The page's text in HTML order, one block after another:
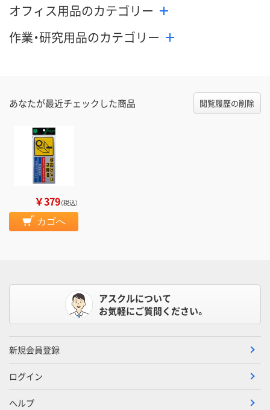
オフィス用品のカテゴリー
作業・研究用品のカテゴリー
あなたが最近チェックした商品 閲覧履歴の削除
￥379（税込）
カゴへ
アスクルについて
お気軽にご質問ください。
新規会員登録
ログイン
ヘルプ